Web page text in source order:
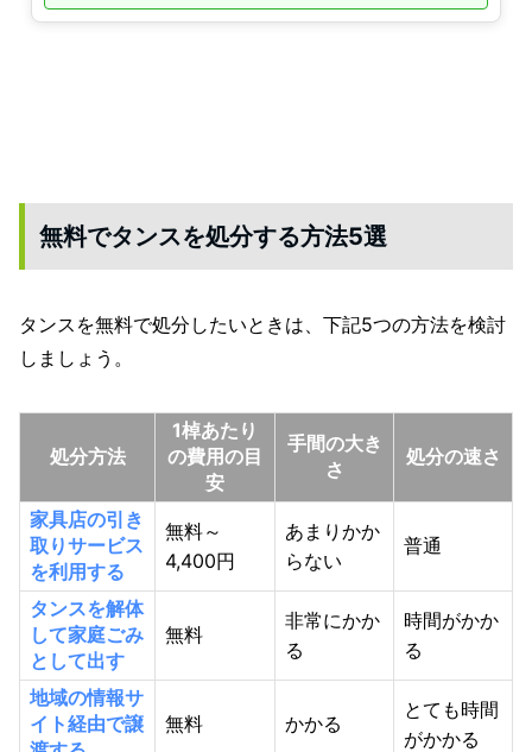
無料でタンスを処分する方法5選
タンスを無料で処分したいときは、下記5つの方法を検討
しましょう。
処分方法
1棹あたり
の費用の目
安
手間の大き
さ
処分の速さ
家具店の引き
取りサービス
を利用する
無料～
4,400円
あまりかか
らない
普通
タンスを解体
して家庭ごみ
として出す
無料
非常にかか
る
時間がかか
る
地域の情報サ
イト経由で譲
無料 かかる
とても時間
がかかる